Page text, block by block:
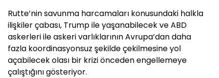
Rutte’nin savunma harcamaları konusundaki halkla
ilişkiler çabası, Trump ile yaşanabilecek ve ABD
askerleri ile askeri varlıklarının Avrupa’dan daha
fazla koordinasyonsuz şekilde çekilmesine yol
açabilecek olası bir krizi önceden engellemeye
çalıştığını gösteriyor.